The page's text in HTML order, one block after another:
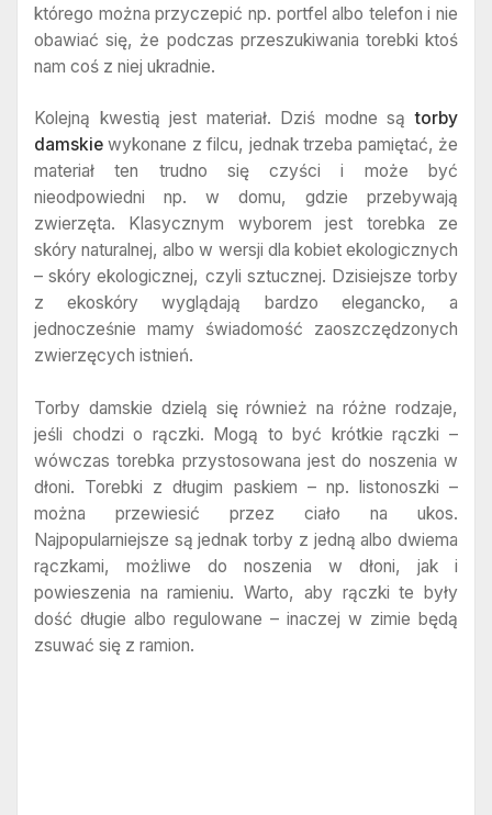
którego można przyczepić np. portfel albo telefon i nie
obawiać się, że podczas przeszukiwania torebki ktoś
nam coś z niej ukradnie.
Kolejną kwestią jest materiał. Dziś modne sątorby
damskie wykonane z filcu, jednak trzeba pamiętać, że
materiał ten trudno się czyści i może być
nieodpowiedni np. w domu, gdzie przebywają
zwierzęta. Klasycznym wyborem jest torebka ze
skóry naturalnej, albo w wersji dla kobiet ekologicznych
– skóry ekologicznej, czyli sztucznej. Dzisiejsze torby
z ekoskóry wyglądają bardzo elegancko, a
jednocześnie mamy świadomość zaoszczędzonych
zwierzęcych istnień.
Torby damskie dzielą się również na różne rodzaje,
jeśli chodzi o rączki. Mogą to być krótkie rączki –
wówczas torebka przystosowana jest do noszenia w
dłoni. Torebki z długim paskiem – np. listonoszki –
można przewiesić przez ciało na ukos.
Najpopularniejsze są jednak torby z jedną albo dwiema
rączkami, możliwe do noszenia w dłoni, jak i
powieszenia na ramieniu. Warto, aby rączki te były
dość długie albo regulowane – inaczej w zimie będą
zsuwać się z ramion.